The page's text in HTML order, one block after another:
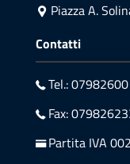
Piazza A.
Contatti
Tel.:
Fax:
Partita IVA